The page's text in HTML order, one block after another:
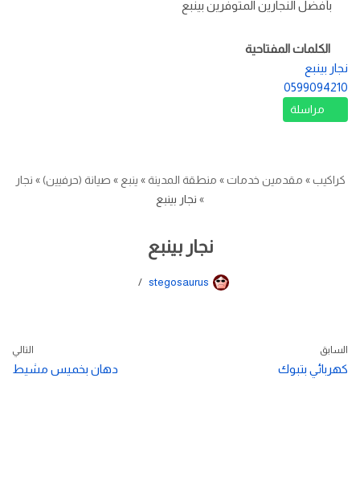
بأفضل النجارين المتوفرين بينبع
الكلمات المفتاحية
نجار بينبع
0599094210
مراسلة
كراكيب» مقدمين خدمات» منطقة المدينة» ينبع » صيانة (حرفيين)» نجار
» نجار بينبع
نجار بينبع
stegosaurus
السابق
كهربائي بتبوك
التالي
دهان بخميس مشيط